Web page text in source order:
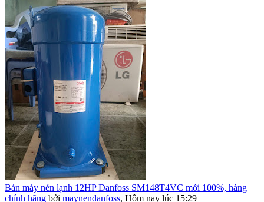
Bán máy nén lạnh 12HP Danfoss SM148T4VC mới 100%, hàng
chính hãng bởi maynendanfoss, Hôm nay lúc 15:29